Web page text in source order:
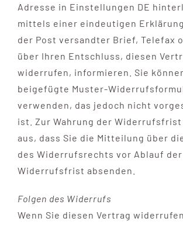
Adresse in Einstellungen DE
mittels einer eindeutigen
der Post versandter Brief, Telefax
über Ihren Entschluss, diesen
widerrufen, informieren. Sie
beigefügte Muster-
verwenden, das jedoch nicht
ist. Zur Wahrung der
aus, dass Sie die Mitteilung über
des Widerrufsrechts vor Ablauf der
Widerrufsfrist absenden.
Folgen des Widerrufs
Wenn Sie diesen Vertrag